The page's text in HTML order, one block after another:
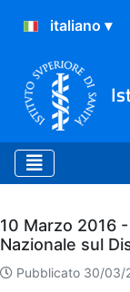
Archivio
10 Marzo 2016
Nazionale sul
Pubblicato 30/03/